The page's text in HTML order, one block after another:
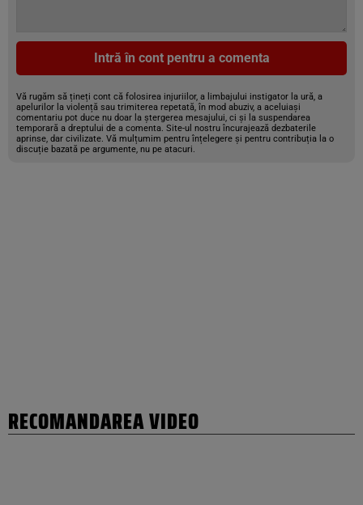
Intră în cont pentru a comenta
Vă rugăm să țineți cont că folosirea injuriilor, a limbajului instigator la ură, a
apelurilor la violență sau trimiterea repetată, în mod abuziv, a aceluiași
comentariu pot duce nu doar la ștergerea mesajului, ci și la suspendarea
temporară a dreptului de a comenta. Site-ul nostru încurajează dezbaterile
aprinse, dar civilizate. Vă mulțumim pentru înțelegere și pentru contribuția la o
discuție bazată pe argumente, nu pe atacuri.
RECOMANDAREA VIDEO